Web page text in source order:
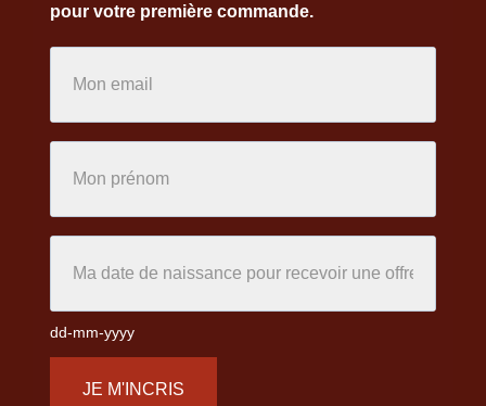
pour votre première commande.
dd-mm-yyyy
JE M'INCRIS